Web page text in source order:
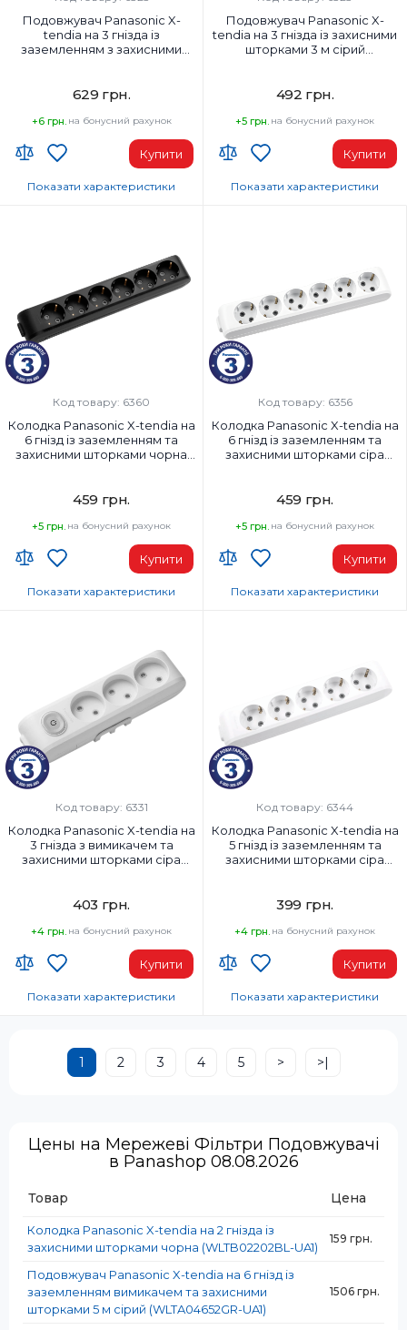
Подовжувач Panasonic X-
tendia на 3 гнізда із
заземленням з захисними
629 грн.
+6 грн. на бонусний рахунок
Купити
Матеріал корпусу:
Пластик
Напруга:
220 В
Колір:
Показати характеристики
Подовжувач Panasonic X-
tendia на 3 гнізда із захисними
шторками 3 м сірий
492 грн.
+5 грн. на бонусний рахунок
Купити
Матеріал корпусу:
Пластик
Напруга:
220 В
Колір:
Показати характеристики
Код товару: 6360
Колодка Panasonic X-tendia на
6 гнізд із заземленням та
захисними шторками чорна
459 грн.
+5 грн. на бонусний рахунок
Купити
Заземлення:
Із заземленням
Матеріал корпусу:
Пластик
Напруга:
Показати характеристики
Код товару: 6356
Колодка Panasonic X-tendia на
6 гнізд із заземленням та
захисними шторками сіра
459 грн.
+5 грн. на бонусний рахунок
Купити
Заземлення:
Із заземленням
Матеріал корпусу:
Пластик
Напруга:
Показати характеристики
Код товару: 6331
Колодка Panasonic X-tendia на
3 гнізда з вимикачем та
захисними шторками сіра
403 грн.
+4 грн. на бонусний рахунок
Купити
Заземлення:
Напруга:
Колір:
Показати характеристики
Код товару: 6344
Колодка Panasonic X-tendia на
5 гнізд із заземленням та
захисними шторками сіра
399 грн.
+4 грн. на бонусний рахунок
Купити
Кількість фаз:
Матеріал корпусу:
Пластик
Показати характеристики
1 2 3 4 5 > >|
Цены на Мережеві Фільтри Подовжувачі
в Panashop 08.08.2026
Товар Цена
Колодка Panasonic X-tendia на 2 гнізда із
захисними шторками чорна (WLTB02202BL-UA1)
159 грн.
Подовжувач Panasonic X-tendia на 6 гнізд із
заземленням вимикачем та захисними
шторками 5 м сірий (WLTA04652GR-UA1)
1506 грн.